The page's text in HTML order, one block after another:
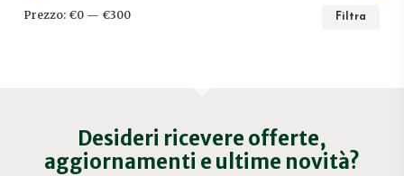
Filtra
Prezzo: €0— €300
Desideri ricevere offerte,
aggiornamenti e ultime novità?